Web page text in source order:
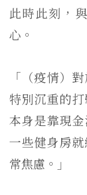
此時此刻，
心。
「（疫情）
特別沉重的
本身是靠現
一些健身房
常焦慮。」